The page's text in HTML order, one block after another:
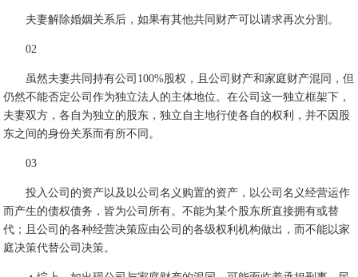
夫妻解除婚姻关系后，如果有其他共同财产可以请求再次分割。
02
虽然夫妻共同持有公司100%股权，且公司财产和家庭财产混同，但
仍然不能否定公司作为独立法人的主体地位。在公司这一独立框架下，
夫妻双方，各自为独立的股东，独立自主地行使各自的权利，并不因股
东之间的身份关系而有所不同。
03
投入公司的资产以及以公司名义购置的资产，以公司名义经营运作
而产生的债权债务，皆为公司所有。不能为某个股东所直接拥有或替
代；且公司的各种经营决策应由公司的各级权利机构做出，而不能以家
庭决策代替公司决策。